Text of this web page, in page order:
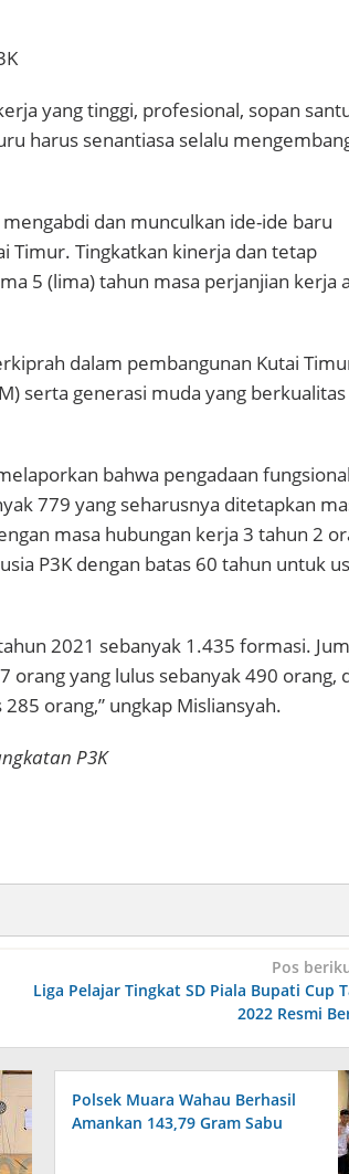
yang tinggi, profesional, sopan
harus senantiasa selalu
dan munculkan ide-ide baru
Timur. Tingkatkan kinerja dan tetap
5 (lima) tahun masa perjanjian kerja
dalam pembangunan Kutai
serta generasi muda yang berkualitas
bahwa pengadaan fungsional
779 yang seharusnya ditetapkan
masa hubungan kerja 3 tahun 2
P3K dengan batas 60 tahun untuk
2021 sebanyak 1.435 formasi.
yang lulus sebanyak 490 orang,
orang,” ungkap Misliansyah.
P3K
Pos
Liga Pelajar Tingkat SD Piala Bupati Cup
2022 Resmi
Polsek Muara Wahau Berhasil
Amankan 143,79 Gram Sabu